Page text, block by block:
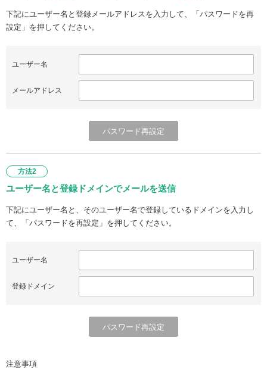
下記にユーザー名と登録メールアドレスを入力して、「パスワードを再
設定」を押してください。
ユーザー名
メールアドレス
方法2
ユーザー名と登録ドメインでメールを送信
下記にユーザー名と、そのユーザー名で登録しているドメインを入力し
て、「パスワードを再設定」を押してください。
ユーザー名
登録ドメイン
注意事項